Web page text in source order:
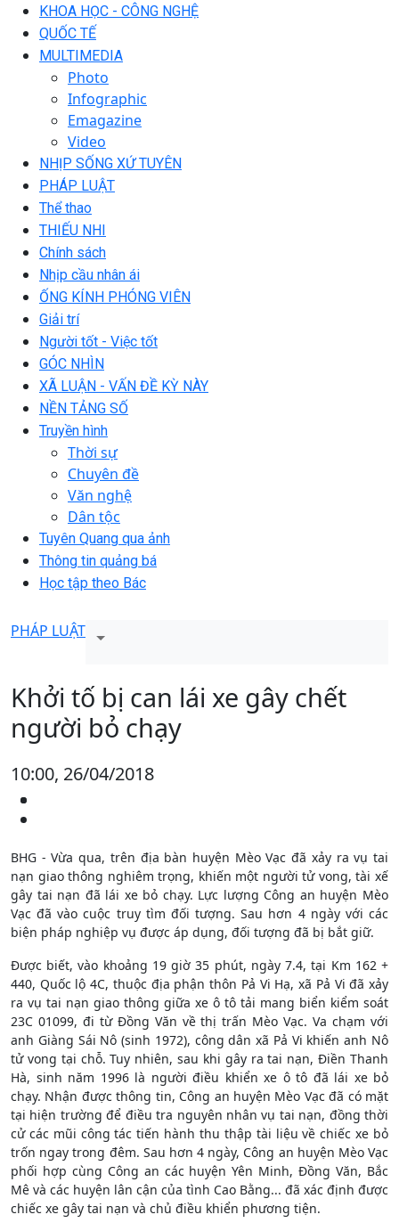
KHOA HỌC - CÔNG NGHỆ
QUỐC TẾ
MULTIMEDIA
Photo
Infographic
Emagazine
Video
NHỊP SỐNG XỨ TUYÊN
PHÁP LUẬT
Thể thao
THIẾU NHI
Chính sách
Nhịp cầu nhân ái
ỐNG KÍNH PHÓNG VIÊN
Giải trí
Người tốt - Việc tốt
GÓC NHÌN
XÃ LUẬN - VẤN ĐỀ KỲ NÀY
NỀN TẢNG SỐ
Truyền hình
Thời sự
Chuyên đề
Văn nghệ
Dân tộc
Tuyên Quang qua ảnh
Thông tin quảng bá
Học tập theo Bác
PHÁP LUẬT
Khởi tố bị can lái xe gây chết
người bỏ chạy
10:00, 26/04/2018
BHG - Vừa qua, trên địa bàn huyện Mèo Vạc đã xảy ra vụ tai
nạn giao thông nghiêm trọng, khiến một người tử vong, tài xế
gây tai nạn đã lái xe bỏ chạy. Lực lượng Công an huyện Mèo
Vạc đã vào cuộc truy tìm đối tượng. Sau hơn 4 ngày với các
biện pháp nghiệp vụ được áp dụng, đối tượng đã bị bắt giữ.
Được biết, vào khoảng 19 giờ 35 phút, ngày 7.4, tại Km 162 +
440, Quốc lộ 4C, thuộc địa phận thôn Pả Vi Hạ, xã Pả Vi đã xảy
ra vụ tai nạn giao thông giữa xe ô tô tải mang biển kiểm soát
23C 01099, đi từ Đồng Văn về thị trấn Mèo Vạc. Va chạm với
anh Giàng Sái Nô (sinh 1972), công dân xã Pả Vi khiến anh Nô
tử vong tại chỗ. Tuy nhiên, sau khi gây ra tai nạn, Điền Thanh
Hà, sinh năm 1996 là người điều khiển xe ô tô đã lái xe bỏ
chạy. Nhận được thông tin, Công an huyện Mèo Vạc đã có mặt
tại hiện trường để điều tra nguyên nhân vụ tai nạn, đồng thời
cử các mũi công tác tiến hành thu thập tài liệu về chiếc xe bỏ
trốn ngay trong đêm. Sau hơn 4 ngày, Công an huyện Mèo Vạc
phối hợp cùng Công an các huyện Yên Minh, Đồng Văn, Bắc
Mê và các huyện lân cận của tình Cao Bằng... đã xác định được
chiếc xe gây tai nạn và chủ điều khiển phương tiện.